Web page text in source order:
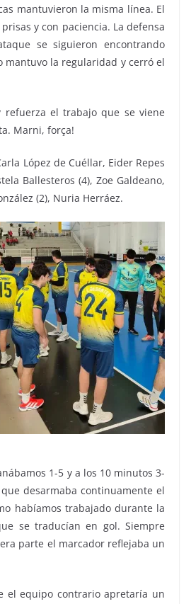
mantuvieron la misma línea. El
y con paciencia. La defensa
se siguieron encontrando
mantuvo la regularidad y cerró el
refuerza el trabajo que se viene
Marni, força!
López de Cuéllar, Eider Repes
Ballesteros (4), Zoe Galdeano,
(2), Nuria Herráez.
1-5 y a los 10 minutos 3-
desarmaba continuamente el
habíamos trabajado durante la
se traducían en gol. Siempre
parte el marcador reflejaba un
el equipo contrario apretaría un